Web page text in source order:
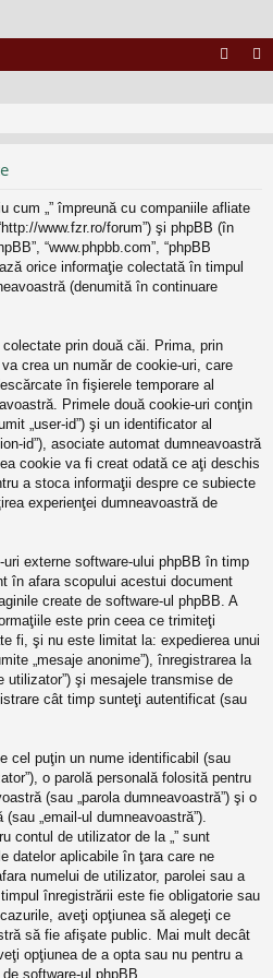
re
cum „” împreună cu companiile afliate
www.fzr.ro/forum”) şi phpBB (în
“www.phpbb.com”, “phpBB
orice informaţie colectată în timpul
(denumită în continuare
prin două căi. Prima, prin
crea un număr de cookie-uri, care
în fişierele temporare al
Primele două cookie-uri conţin
„user-id”) şi un identificator al
id”), asociate automat dumneavoastră
cookie va fi creat odată ce aţi deschis
a stoca informaţii despre ce subiecte
experienţei dumneavoastră de
externe software-ului phpBB în timp
în afara scopului acestui document
create de software-ul phpBB. A
este prin ceea ce trimiteţi
fi, şi nu este limitat la: expedierea unui
„mesaje anonime”), înregistrarea la
utilizator”) şi mesajele transmise de
cât timp sunteţi autentificat (sau
cel puţin un nume identificabil (sau
o parolă personală folosită pentru
(sau „parola dumneavoastră”) şi o
„email-ul dumneavoastră”).
contul de utilizator de la „” sunt
datelor aplicabile în ţara care ne
numelui de utilizator, parolei sau a
înregistrării este fie obligatorie sau
aveţi opţiunea să alegeţi ce
să fie afişate public. Mai mult decât
opţiunea de a opta sau nu pentru a
software-ul phpBB.